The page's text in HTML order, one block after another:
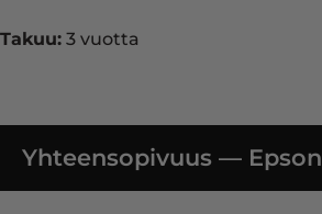
Takuu: 3 vuotta
Yhteensopivuus — Epson